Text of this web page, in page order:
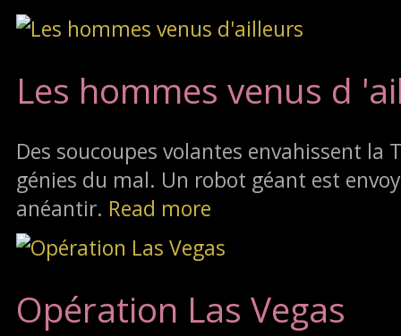
Les hommes venus d
Des soucoupes volantes envahissent la
génies du mal. Un robot géant est
anéantir. Read more
Opération Las Vegas